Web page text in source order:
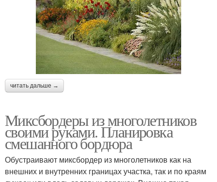
читать дальше →
Миксбордеры из многолетников
своими руками. Планировка
смешанного бордюра
Обустраивают миксбордер из многолетников как на
внешних и внутренних границах участка, так и по краям